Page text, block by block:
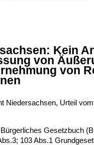
Kein
von
von
Niedersachsen, Urteil
Gesetzbuch
103 Abs.1